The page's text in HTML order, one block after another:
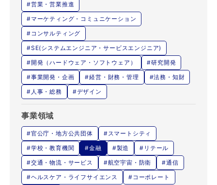
#営業・営業推進
#マーケティング・コミュニケーション
#コンサルティング
#SE(システムエンジニア・サービスエンジニア)
#開発（ハードウェア・ソフトウェア）
#研究開発
#事業開発・企画
#経営・財務・管理
#法務・知財
#人事・総務
#デザイン
事業領域
#官公庁・地方公共団体
#スマートシティ
#学校・教育機関
#金融 #製造
#リテール
#交通・物流・サービス
#航空宇宙・防衛
#通信
#ヘルスケア・ライフサイエンス
#コーポレート